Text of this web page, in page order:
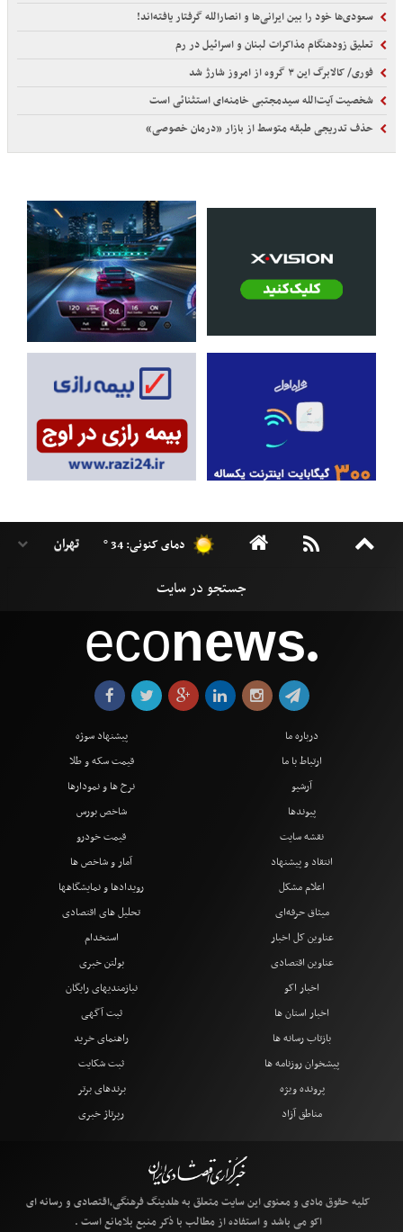
سعودی‌ها خود را بین ایرانی‌ها و انصارالله گرفتار یافته‌اند!
تعلیق زودهنگام مذاکرات لبنان و اسرائیل در رم
فوری/ کالابرگ این ۳ گروه از امروز شارژ شد
شخصیت آیت‌الله سیدمجتبی خامنه‌ای استثنائی است
حذف تدریجی طبقه متوسط از بازار «درمان خصوصی»
دمای کنونی: 34 °
econews●
درباره ما
ارتباط با ما
آرشیو
پیوندها
نقشه سایت
انتقاد و پیشنهاد
اعلام مشکل
میثاق حرفه‌ای
پیشنهاد سوژه
قیمت سکه و طلا
نرخ ها و نمودارها
شاخص بورس
قیمت خودرو
آمار و شاخص ها
رویدادها و نمایشگاهها
تحلیل های اقتصادی
عناوین کل اخبار
عناوین اقتصادی
اخبار اکو
اخبار استان ها
بازتاب رسانه ها
پیشخوان روزنامه ها
پرونده ویژه
مناطق آزاد
استخدام
بولتن خبری
نیازمندیهای رایگان
ثبت آگهی
راهنمای خرید
ثبت شکایت
برندهای برتر
رپرتاژ خبری
کلیه حقوق مادی و معنوی این سایت متعلق به هلدینگ فرهنگی،اقتصادی و رسانه ای
اکو می باشد و استفاده از مطالب با ذکر منبع بلامانع است .